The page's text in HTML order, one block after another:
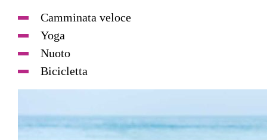
Camminata veloce
Yoga
Nuoto
Bicicletta